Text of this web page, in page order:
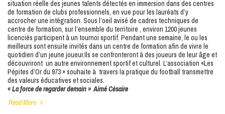
situation réelle des jeunes talents détectés en immersion dans des centres
de formation de clubs professionnels, en vue pour les lauréats d’y
accrocher une intégration. Sous l’oeil avisé de cadres techniques de
centre de formation, sur l’ensemble du territoire , environ 1200 jeunes
licenciés participent à un tournoi sportif. Pendant une semaine, le ou les
meilleurs sont ensuite invités dans un centre de formation afin de vivre le
quotidien d’un jeune joueur.Ils se confronteront à des joueurs de leur âge et
découvriront un autre environnement sportif et culturel. L’association «Les
Pépites d’Or du 973 » souhaite à travers la pratique du football transmettre
des valeurs éducatives et sociales.
« La force de regarder demain » Aimé Césaire
Read More